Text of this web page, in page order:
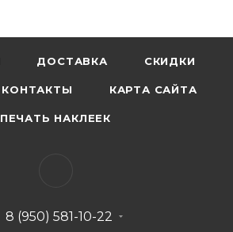
ДОСТАВКА СКИДКИ
КОНТАКТЫ КАРТА САЙТА
ПЕЧАТЬ НАКЛЕЕК
8 (950) 581-10-22